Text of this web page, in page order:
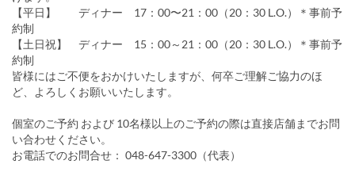
【平日】 ディナー 17：00〜21：00（20：30 L.O.）＊事前予
約制
【土日祝】 ディナー 15：00～21：00（20：30 L.O.）＊事前予
約制
皆様にはご不便をおかけいたしますが、何卒ご理解ご協力のほ
ど、よろしくお願いいたします。
個室のご予約 および 10名様以上のご予約の際は直接店舗までお問
い合わせください。
お電話でのお問合せ： 048-647-3300（代表）